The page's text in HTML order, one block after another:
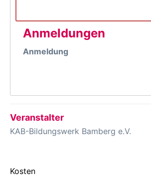
Anmeldungen
Anmeldung
Veranstalter
KAB-Bildungswerk Bamberg e.V.
Kosten